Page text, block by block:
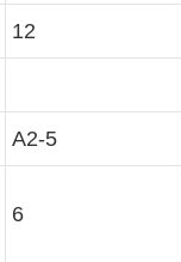
12
A2-5
6